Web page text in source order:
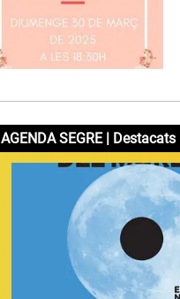
AGENDA SEGRE | Destacats